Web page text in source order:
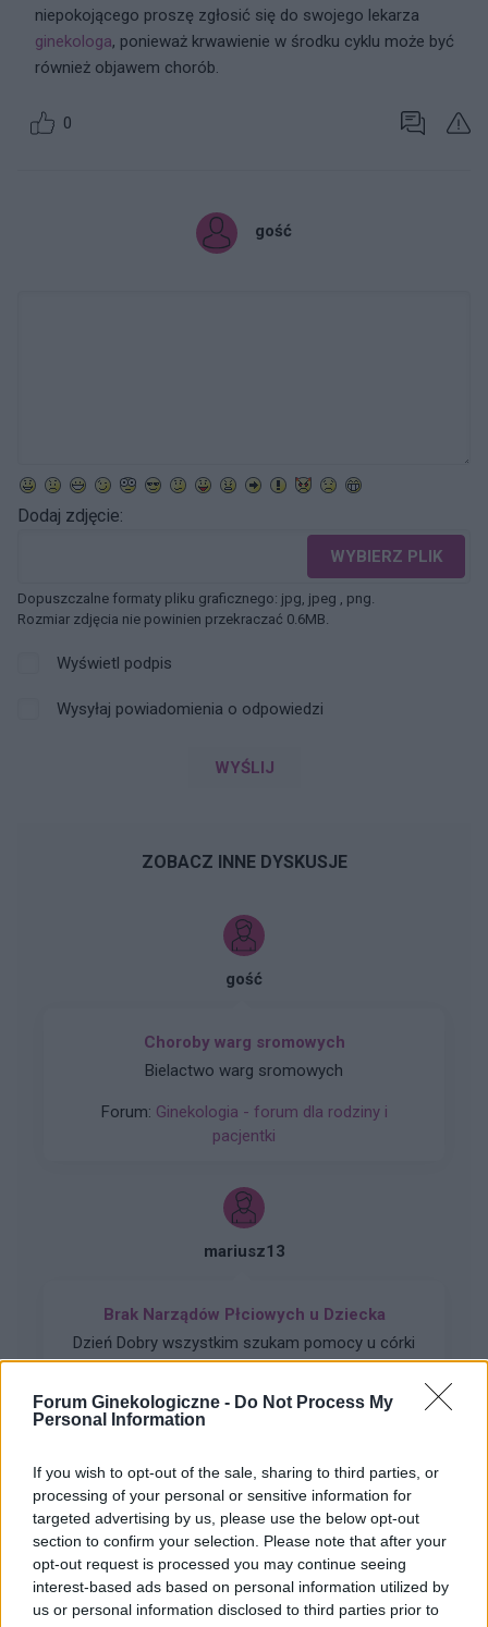
Forum Ginekologiczne - Do Not Process My
Personal Information
If you wish to opt-out of the sale, sharing to third parties, or
processing of your personal or sensitive information for
targeted advertising by us, please use the below opt-out
section to confirm your selection. Please note that after your
opt-out request is processed you may continue seeing
interest-based ads based on personal information utilized by
us or personal information disclosed to third parties prior to
niepokojącego proszę zgłosić się do swojego lekarza
ginekologa, ponieważ krwawienie w środku cyklu może być
również objawem chorób.
0
gość
Dodaj zdjęcie:
WYBIERZ PLIK
Dopuszczalne formaty pliku graficznego: jpg, jpeg , png.
Rozmiar zdjęcia nie powinien przekraczać 0.6MB.
Wyświetl podpis
Wysyłaj powiadomienia o odpowiedzi
WYŚLIJ
ZOBACZ INNE DYSKUSJE
gość
Choroby warg sromowych
Bielactwo warg sromowych
Forum: Ginekologia - forum dla rodziny i
pacjentki
mariusz13
Brak Narządów Płciowych u Dziecka
Dzień Dobry wszystkim szukam pomocy u córki
(18lat) wykryto brak narządów płciowych i
zniekształconą pochwe czy ma ktoś do jakiegoś
plastyka namiary godnego polecenia nie za
Forum:Ginekologia - forum dla rodziny i
gość
Brak okresu po porodzie